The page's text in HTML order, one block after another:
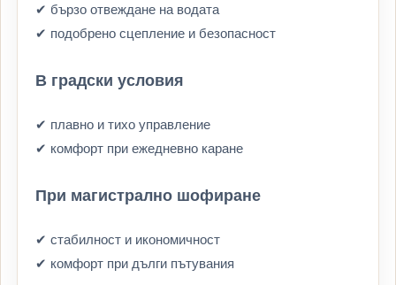
✔ бързо отвеждане на водата
✔ подобрено сцепление и безопасност
В градски условия
✔ плавно и тихо управление
✔ комфорт при ежедневно каране
При магистрално шофиране
✔ стабилност и икономичност
✔ комфорт при дълги пътувания